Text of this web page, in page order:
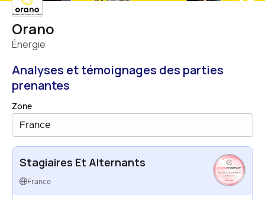
Orano
Énergie
Analyses et témoignages des parties
prenantes
Zone
France
Stagiaires Et Alternants
France
HAPPYTRAINEES
FRANCE
AUG 2025